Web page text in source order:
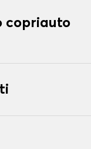
copriauto